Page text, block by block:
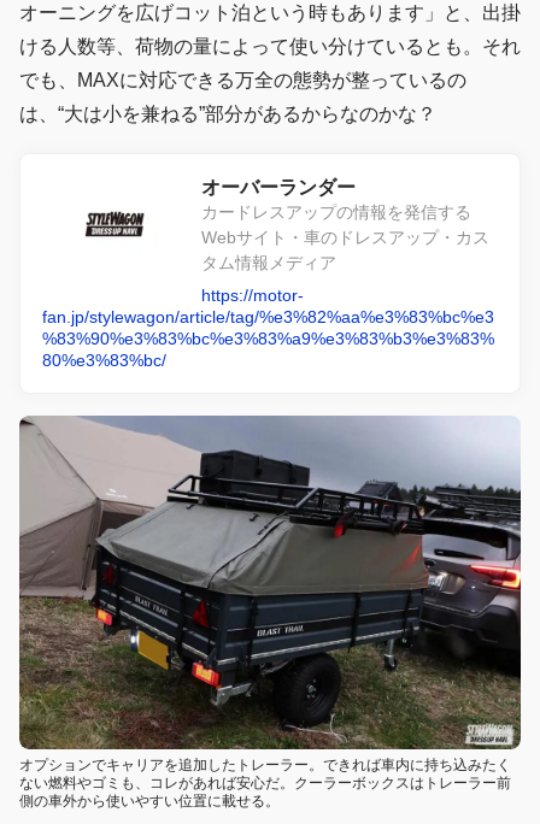
オーニングを広げコット泊という時もあります」と、出掛
ける人数等、荷物の量によって使い分けているとも。それ
でも、MAXに対応できる万全の態勢が整っているの
は、“大は小を兼ねる”部分があるからなのかな？
オーバーランダー
カードレスアップの情報を発信する
Webサイト・車のドレスアップ・カス
タム情報メディア
https://motor-
fan.jp/stylewagon/article/tag/%e3%82%aa%e3%83%bc%e3
%83%90%e3%83%bc%e3%83%a9%e3%83%b3%e3%83%
80%e3%83%bc/
オプションでキャリアを追加したトレーラー。できれば車内に持ち込みたく
ない燃料やゴミも、コレがあれば安心だ。クーラーボックスはトレーラー前
側の車外から使いやすい位置に載せる。